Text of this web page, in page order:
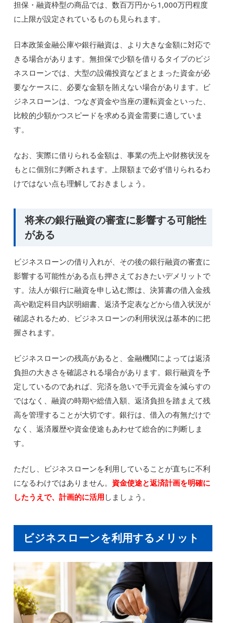
担保・融資枠型の商品では、数百万円から1,000万円程度
に上限が設定されているものも見られます。
日本政策金融公庫や銀行融資は、より大きな金額に対応で
きる場合があります。無担保で少額を借りるタイプのビジ
ネスローンでは、大型の設備投資などまとまった資金が必
要なケースに、必要な金額を賄えない場合があります。ビ
ジネスローンは、つなぎ資金や当座の運転資金といった、
比較的少額かつスピードを求める資金需要に適していま
す。
なお、実際に借りられる金額は、事業の売上や財務状況を
もとに個別に判断されます。上限額まで必ず借りられるわ
けではない点も理解しておきましょう。
将来の銀行融資の審査に影響する可能性
がある
ビジネスローンの借り入れが、その後の銀行融資の審査に
影響する可能性がある点も押さえておきたいデメリットで
す。法人が銀行に融資を申し込む際は、決算書の借入金残
高や勘定科目内訳明細書、返済予定表などから借入状況が
確認されるため、ビジネスローンの利用状況は基本的に把
握されます。
ビジネスローンの残高があると、金融機関によっては返済
負担の大きさを確認される場合があります。銀行融資を予
定しているのであれば、完済を急いで手元資金を減らすの
ではなく、融資の時期や総借入額、返済負担を踏まえて残
高を管理することが大切です。銀行は、借入の有無だけで
なく、返済履歴や資金使途もあわせて総合的に判断しま
す。
ただし、ビジネスローンを利用していることが直ちに不利
になるわけではありません。 資金使途と返済計画を明確に
したうえで、計画的に活用 しましょう。
ビジネスローンを利用するメリット